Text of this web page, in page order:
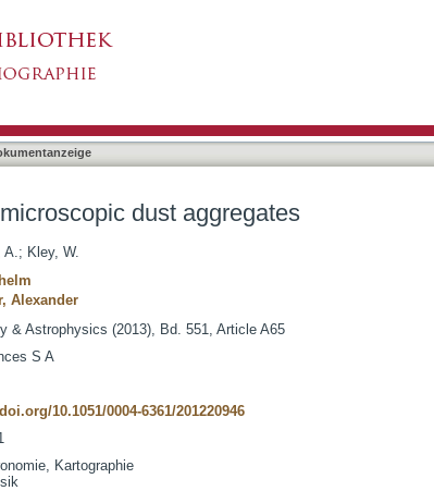
dust aggregates
A.; Kley, W.
Alexander
& Astrophysics (2013), Bd. 551, Article A65
S A
10.1051/0004-6361/201220946
Kartographie